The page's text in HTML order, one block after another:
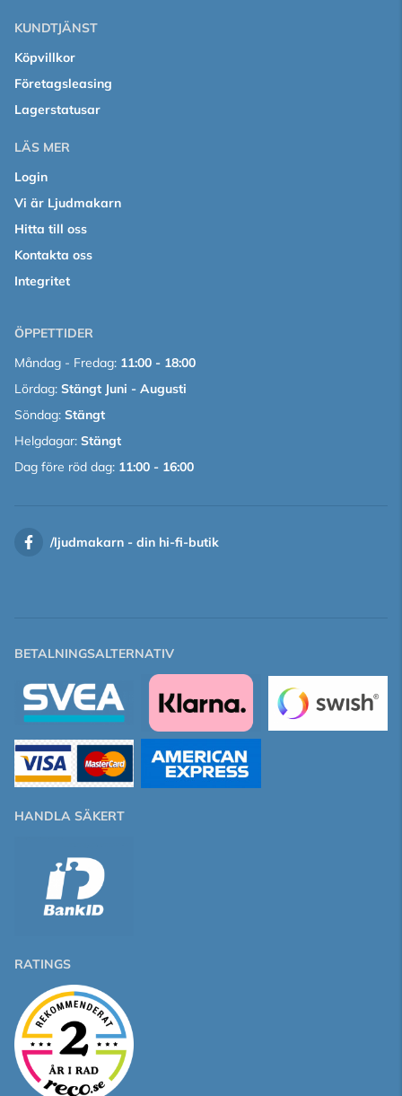
KUNDTJÄNST
Köpvillkor
Företagsleasing
Lagerstatusar
LÄS MER
Login
Vi är Ljudmakarn
Hitta till oss
Kontakta oss
Integritet
ÖPPETTIDER
Måndag - Fredag: 11:00 - 18:00
Lördag: Stängt Juni - Augusti
Söndag: Stängt
Helgdagar: Stängt
Dag före röd dag: 11:00 - 16:00
/ljudmakarn - din hi-fi-butik
BETALNINGSALTERNATIV
HANDLA SÄKERT
RATINGS